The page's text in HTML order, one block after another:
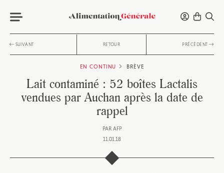
SUIVANT RETOUR PRÉCÉDENT
EN CONTINU BRÈVE
Lait contaminé : 52 boîtes Lactalis
vendues par Auchan après la date de
rappel
PAR AFP
11.01.18